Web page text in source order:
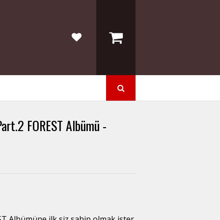
FOREST Albümü -